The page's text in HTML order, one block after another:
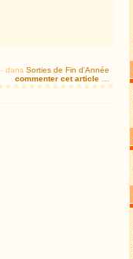
-dans Sorties de Fin d'Année
commenter cet article